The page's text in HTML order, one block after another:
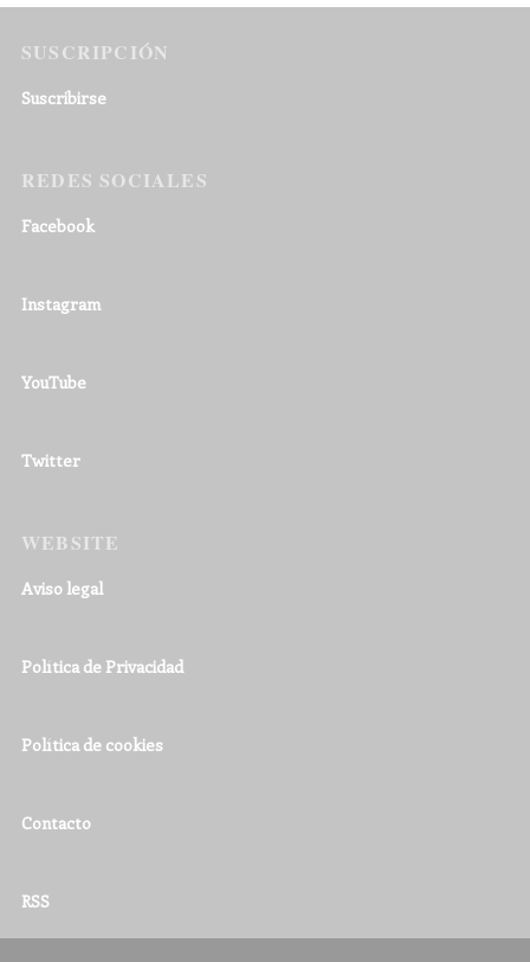
SUSCRIPCIÓN
Suscribirse
REDES SOCIALES
Facebook
Instagram
YouTube
Twitter
WEBSITE
Aviso legal
Política de Privacidad
Política de cookies
Contacto
RSS